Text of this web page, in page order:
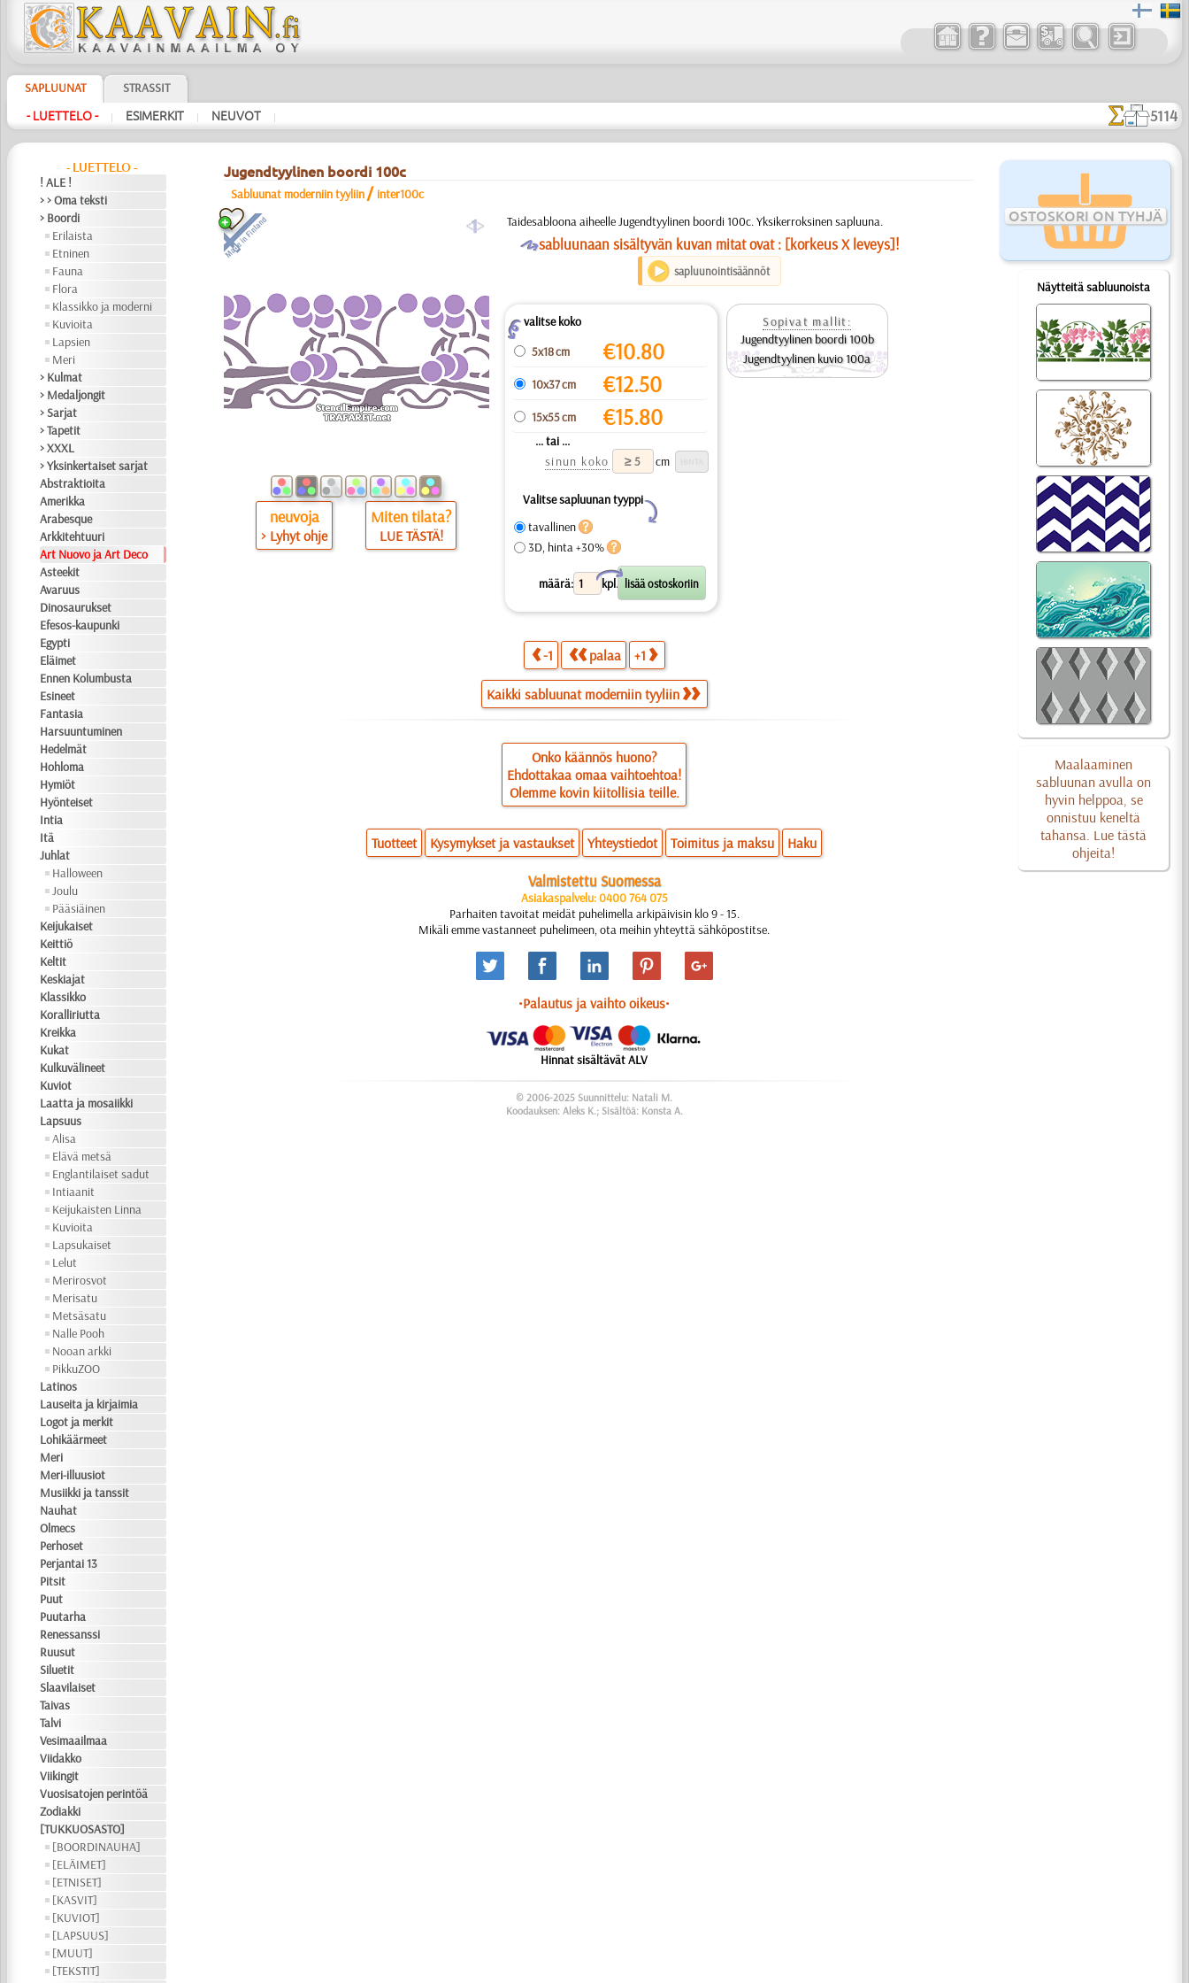
SAPLUUNAT STRASSIT
- LUETTELO - | ESIMERKIT | NEUVOT | 5114
- LUETTELO -
! ALE !
> > Oma teksti
> Boordi
Erilaista
Etninen
Fauna
Flora
Klassikko ja moderni
Kuvioita
Lapsien
Meri
> Kulmat
> Medaljongit
> Sarjat
> Tapetit
> XXXL
> Yksinkertaiset sarjat
Abstraktioita
Amerikka
Arabesque
Arkkitehtuuri
Art Nuovo ja Art Deco
Asteekit
Avaruus
Dinosaurukset
Efesos-kaupunki
Egypti
Eläimet
Ennen Kolumbusta
Esineet
Fantasia
Harsuuntuminen
Hedelmät
Hohloma
Hymiöt
Hyönteiset
Intia
Itä
Juhlat
Halloween
Joulu
Pääsiäinen
Keijukaiset
Keittiö
Keltit
Keskiajat
Klassikko
Koralliriutta
Kreikka
Kukat
Kulkuvälineet
Kuviot
Laatta ja mosaiikki
Lapsuus
Alisa
Elävä metsä
Englantilaiset sadut
Intiaanit
Keijukaisten Linna
Kuvioita
Lapsukaiset
Lelut
Merirosvot
Merisatu
Metsäsatu
Nalle Pooh
Nooan arkki
PikkuZOO
Latinos
Lauseita ja kirjaimia
Logot ja merkit
Lohikäärmeet
Meri
Meri-illuusiot
Musiikki ja tanssit
Nauhat
Olmecs
Perhoset
Perjantai 13
Pitsit
Puut
Puutarha
Renessanssi
Ruusut
Siluetit
Slaavilaiset
Taivas
Talvi
Vesimaailmaa
Viidakko
Viikingit
Vuosisatojen perintöä
Zodiakki
[TUKKUOSASTO]
[BOORDINAUHA]
[ELÄIMET]
[ETNISET]
[KASVIT]
[KUVIOT]
[LAPSUUS]
[MUUT]
[TEKSTIT]
OSTOSKORI ON TYHJÄ
Näytteitä sabluunoista
Maalaaminen
sabluunan avulla on
hyvin helppoa, se
onnistuu keneltä
tahansa. Lue tästä
ohjeita!
Jugendtyylinen boordi 100c
Sabluunat moderniin tyyliin / inter100c
a
neuvoja
> Lyhyt ohje
Miten tilata?
LUE TÄSTÄ!
Taidesabloona aiheelle Jugendtyylinen boordi 100c. Yksikerroksinen sapluuna.
Osabluunaan sisältyvän kuvan mitat ovat : [korkeus X leveys]!
sapluunointisäännöt
Zvalitse koko
5x18 cm
€10.80
10x37 cm €12.50
15x55 cm €15.80
... tai ...
sinun koko
cm
Valitse sapluunan tyyppi
Y
tavallinen
3D, hinta +30%
määrä: kpl.
X
Sopivat mallit:
Jugendtyylinen boordi 100b
Jugendtyylinen kuvio 100a
-1 palaa +1
Kaikki sabluunat moderniin tyyliin
Onko käännös huono?
Ehdottakaa omaa vaihtoehtoa!
Olemme kovin kiitollisia teille.
Tuotteet Kysymykset ja vastaukset Yhteystiedot Toimitus ja maksu Haku
Valmistettu Suomessa
Asiakaspalvelu: 0400 764 075
Parhaiten tavoitat meidät puhelimella arkipäivisin klo 9 - 15.
Mikäli emme vastanneet puhelimeen, ota meihin yhteyttä sähköpostitse.
•Palautus ja vaihto oikeus•
Hinnat sisältävät ALV
© 2006-2025 Suunnittelu: Natali M.
Koodauksen: Aleks K.; Sisältöä: Konsta A.